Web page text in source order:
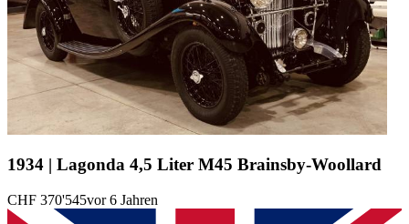
1934 | Lagonda 4,5 Liter M45 Brainsby-Woollard
CHF 370'545vor 6 Jahren